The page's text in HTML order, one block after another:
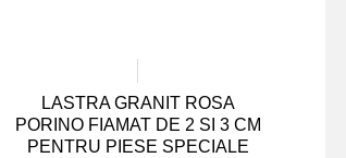
LASTRA GRANIT ROSA
PORINO FIAMAT DE 2 SI 3 CM
PENTRU PIESE SPECIALE